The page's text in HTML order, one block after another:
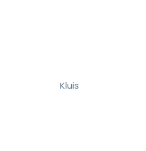
Kluis